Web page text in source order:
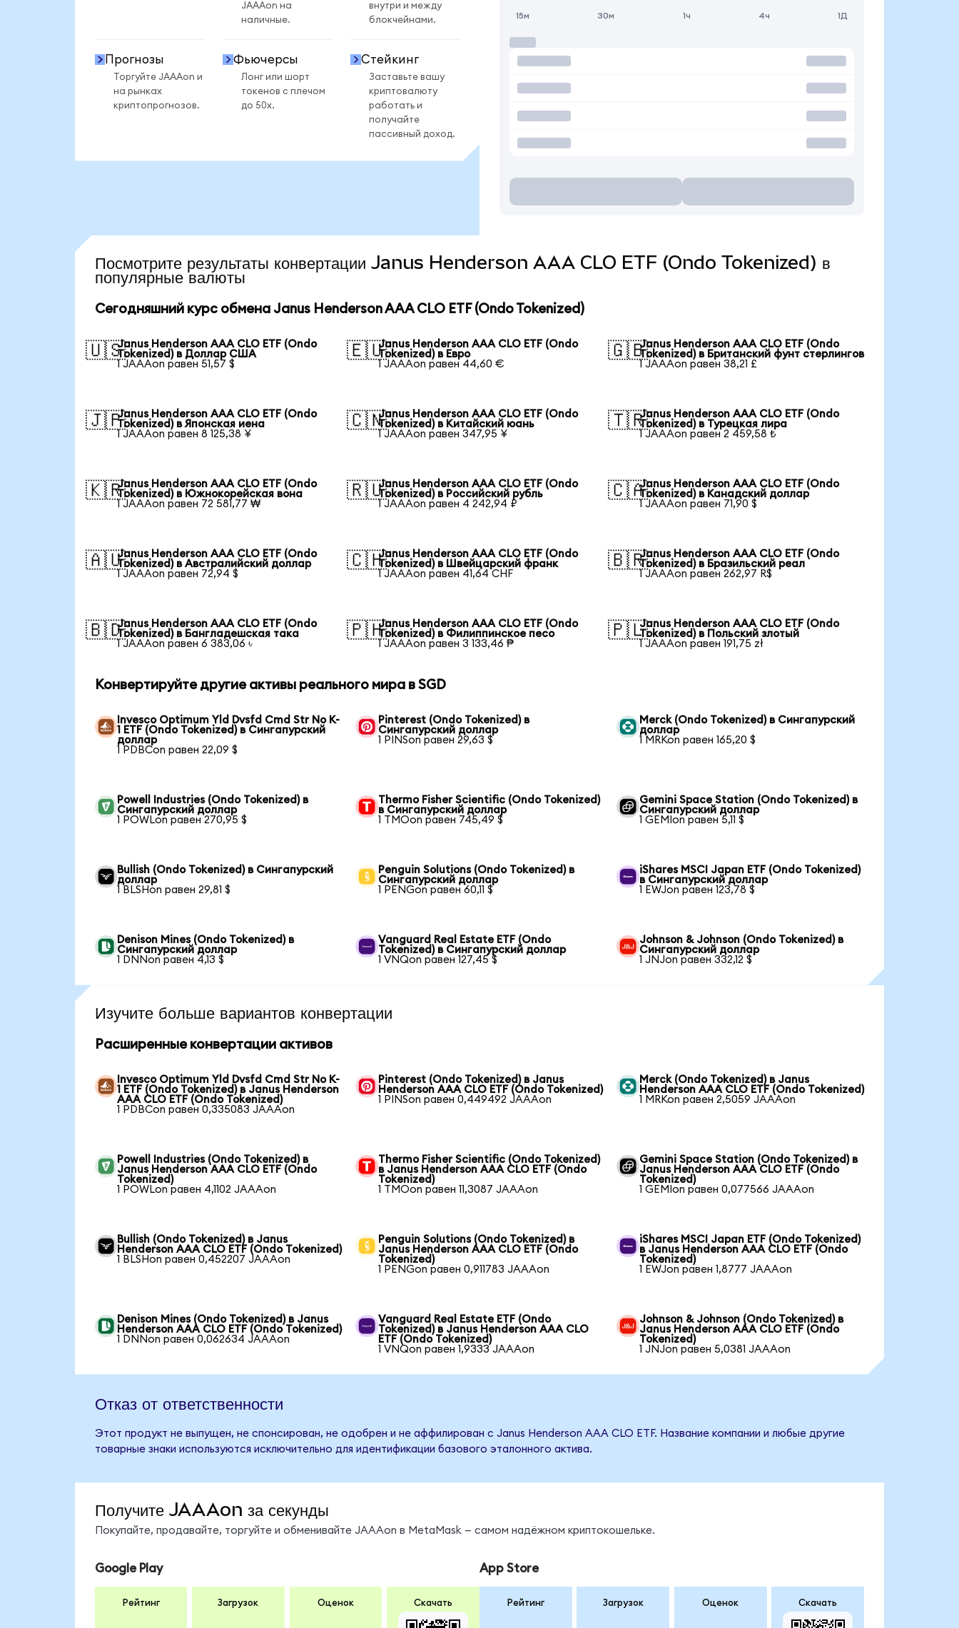
JAAAon на
наличные.
внутри и между
блокчейнами.
Прогнозы
Торгуйте JAAAon и
на рынках
криптопрогнозов.
Фьючерсы
Лонг или шорт
токенов с плечом
до 50x.
Стейкинг
Заставьте вашу
криптовалюту
работать и
получайте
пассивный доход.
15м 30м 1ч 4ч 1Д
Посмотрите результаты конвертации Janus Henderson AAA CLO ETF (Ondo Tokenized) в
популярные валюты
Сегодняшний курс обмена Janus Henderson AAA CLO ETF (Ondo Tokenized)
🇺🇸Janus Henderson AAA CLO ETF (Ondo
Tokenized) в Доллар США
1 JAAAon равен 51,57 $
🇪🇺Janus Henderson AAA CLO ETF (Ondo
Tokenized) в Евро
1 JAAAon равен 44,60 €
🇬🇧Janus Henderson AAA CLO ETF (Ondo
Tokenized) в Британский фунт стерлингов
1 JAAAon равен 38,21 £
🇯🇵Janus Henderson AAA CLO ETF (Ondo
Tokenized) в Японская иена
1 JAAAon равен 8 125,38 ¥
🇨🇳Janus Henderson AAA CLO ETF (Ondo
Tokenized) в Китайский юань
1 JAAAon равен 347,95 ¥
🇹🇷Janus Henderson AAA CLO ETF (Ondo
Tokenized) в Турецкая лира
1 JAAAon равен 2 459,58 ₺
🇰🇷Janus Henderson AAA CLO ETF (Ondo
Tokenized) в Южнокорейская вона
1 JAAAon равен 72 581,77 ₩
🇷🇺Janus Henderson AAA CLO ETF (Ondo
Tokenized) в Российский рубль
1 JAAAon равен 4 242,94 ₽
🇨🇦Janus Henderson AAA CLO ETF (Ondo
Tokenized) в Канадский доллар
1 JAAAon равен 71,90 $
🇦🇺Janus Henderson AAA CLO ETF (Ondo
Tokenized) в Австралийский доллар
1 JAAAon равен 72,94 $
🇨🇭Janus Henderson AAA CLO ETF (Ondo
Tokenized) в Швейцарский франк
1 JAAAon равен 41,64 CHF
🇧🇷Janus Henderson AAA CLO ETF (Ondo
Tokenized) в Бразильский реал
1 JAAAon равен 262,97 R$
🇧🇩Janus Henderson AAA CLO ETF (Ondo
Tokenized) в Бангладешская така
1 JAAAon равен 6 383,06 ৳
🇵🇭Janus Henderson AAA CLO ETF (Ondo
Tokenized) в Филиппинское песо
1 JAAAon равен 3 133,46 ₱
🇵🇱Janus Henderson AAA CLO ETF (Ondo
Tokenized) в Польский злотый
1 JAAAon равен 191,75 zł
Конвертируйте другие активы реального мира в SGD
Invesco Optimum Yld Dvsfd Cmd Str No K-
1 ETF (Ondo Tokenized) в Сингапурский
доллар
1 PDBCon равен 22,09 $
Pinterest (Ondo Tokenized) в
Сингапурский доллар
1 PINSon равен 29,63 $
Merck (Ondo Tokenized) в Сингапурский
доллар
1 MRKon равен 165,20 $
Powell Industries (Ondo Tokenized) в
Сингапурский доллар
1 POWLon равен 270,95 $
Thermo Fisher Scientific (Ondo Tokenized)
в Сингапурский доллар
1 TMOon равен 745,49 $
Gemini Space Station (Ondo Tokenized) в
Сингапурский доллар
1 GEMIon равен 5,11 $
Bullish (Ondo Tokenized) в Сингапурский
доллар
1 BLSHon равен 29,81 $
Penguin Solutions (Ondo Tokenized) в
Сингапурский доллар
1 PENGon равен 60,11 $
iShares MSCI Japan ETF (Ondo Tokenized)
в Сингапурский доллар
1 EWJon равен 123,78 $
Denison Mines (Ondo Tokenized) в
Сингапурский доллар
1 DNNon равен 4,13 $
Vanguard Real Estate ETF (Ondo
Tokenized) в Сингапурский доллар
1 VNQon равен 127,45 $
Johnson & Johnson (Ondo Tokenized) в
Сингапурский доллар
1 JNJon равен 332,12 $
Изучите больше вариантов конвертации
Расширенные конвертации активов
Invesco Optimum Yld Dvsfd Cmd Str No K-
1 ETF (Ondo Tokenized) в Janus Henderson
AAA CLO ETF (Ondo Tokenized)
1 PDBCon равен 0,335083 JAAAon
Pinterest (Ondo Tokenized) в Janus
Henderson AAA CLO ETF (Ondo Tokenized)
1 PINSon равен 0,449492 JAAAon
Merck (Ondo Tokenized) в Janus
Henderson AAA CLO ETF (Ondo Tokenized)
1 MRKon равен 2,5059 JAAAon
Powell Industries (Ondo Tokenized) в
Janus Henderson AAA CLO ETF (Ondo
Tokenized)
1 POWLon равен 4,1102 JAAAon
Thermo Fisher Scientific (Ondo Tokenized)
в Janus Henderson AAA CLO ETF (Ondo
Tokenized)
1 TMOon равен 11,3087 JAAAon
Gemini Space Station (Ondo Tokenized) в
Janus Henderson AAA CLO ETF (Ondo
Tokenized)
1 GEMIon равен 0,077566 JAAAon
Bullish (Ondo Tokenized) в Janus
Henderson AAA CLO ETF (Ondo Tokenized)
1 BLSHon равен 0,452207 JAAAon
Penguin Solutions (Ondo Tokenized) в
Janus Henderson AAA CLO ETF (Ondo
Tokenized)
1 PENGon равен 0,911783 JAAAon
iShares MSCI Japan ETF (Ondo Tokenized)
в Janus Henderson AAA CLO ETF (Ondo
Tokenized)
1 EWJon равен 1,8777 JAAAon
Denison Mines (Ondo Tokenized) в Janus
Henderson AAA CLO ETF (Ondo Tokenized)
1 DNNon равен 0,062634 JAAAon
Vanguard Real Estate ETF (Ondo
Tokenized) в Janus Henderson AAA CLO
ETF (Ondo Tokenized)
1 VNQon равен 1,9333 JAAAon
Johnson & Johnson (Ondo Tokenized) в
Janus Henderson AAA CLO ETF (Ondo
Tokenized)
1 JNJon равен 5,0381 JAAAon
Отказ от ответственности
Этот продукт не выпущен, не спонсирован, не одобрен и не аффилирован с Janus Henderson AAA CLO ETF. Название компании и любые другие
товарные знаки используются исключительно для идентификации базового эталонного актива.
Получите JAAAon за секунды
Покупайте, продавайте, торгуйте и обменивайте JAAAon в MetaMask — самом надёжном криптокошельке.
Google Play
Рейтинг Загрузок Оценок Скачать
App Store
Рейтинг Загрузок Оценок Скачать